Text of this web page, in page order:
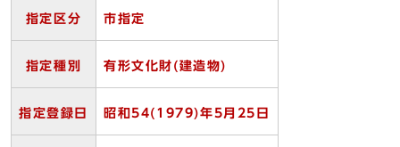
指定区分 市指定
指定種別 有形文化財(建造物)
指定登録日 昭和54(1979)年5月25 日